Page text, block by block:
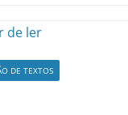
DE TEXTOS